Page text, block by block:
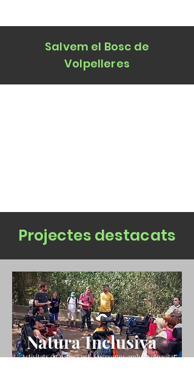
Salvem el Bosc de
Volpelleres
Projectes destacats
Natura Inclusiva
Activitats de natura per a persones amb discapacitat